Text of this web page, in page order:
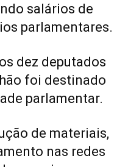
salários de
parlamentares.
dez deputados
foi destinado
parlamentar.
de materiais,
nas redes